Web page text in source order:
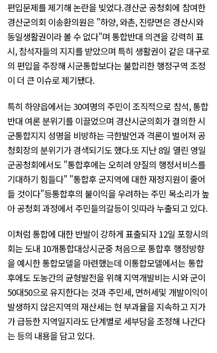
편입문제를 제기해 논란을 빚었다.경산군 공청회에 참여한
경산군의회 이송환의원은 "하양, 와촌, 진량면은 경산시와
동일생활권이라 볼 수 없다"며 통합반대 의견을 강력히 표
시, 참석자들의 지지를 받았으며 특히 생활권이 같은 대구로
의 편입을 주장해 시군통합보다는 불합리한 행정구역 조정
이 더 큰 이슈로 제기됐다.
특히 하양읍에서는 30여명의 주민이 조직적으로 참석, 통합
반대 여론 분위기를 이끌었으며 경산시군의회가 결의한 시
군통합지지 성명을 비방하는 극한발언과 격론이 벌어져 공
청회장의 분위기가 경색되기도 했다.또 지난 8일 열린 영일
군공청회에서도 "통합후에는 오히려 양질의 행정서비스를
기대하기 힘들다" "통합후 군지역에 대한 재정지원이 줄어
들 것이다"등통합후의 불이익을 우려하는 주민 목소리가 높
아 공청회 과정에서 주민들의갈등이 잇따라 누출되고 있다.
이처럼 통합에 대한 반발이 강하게 표출되자 12일 포항시의
회는 도내 10개통합대상시군중 처음으로 통합후 행정방향
을 예시한 통합모델을 마련했는데 이통합모델에서는 통합
후에도 도농간의 균형발전을 위해 지역개발비는 시와 군이
50대50으로 유지한다는 것과 주민세, 면허세및 개발이익이
발생하지 않은지역의 재산세는 현 부과율을 지속하고 지가
가 급등한 지역일지라도 단계별로 세부담을 조정해 나간다
는 등의 내용을 담고 있다.